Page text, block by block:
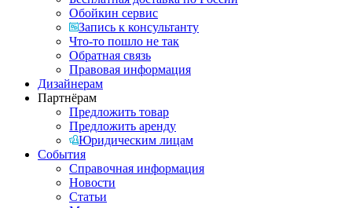
Обойкин сервис
Запись к консультанту
Что-то пошло не так
Обратная связь
Правовая информация
Дизайнерам
Партнёрам
Предложить товар
Предложить аренду
Юридическим лицам
События
Справочная информация
Новости
Статьи